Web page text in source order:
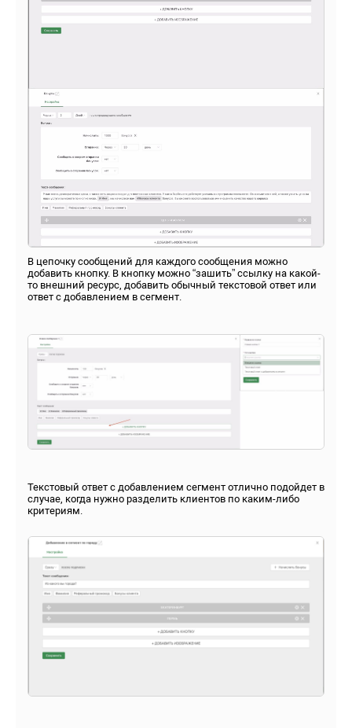
В цепочку сообщений для каждого сообщения можно
добавить кнопку. В кнопку можно “зашить” ссылку на какой-
то внешний ресурс, добавить обычный текстовой ответ или
ответ с добавлением в сегмент.
Текстовый ответ с добавлением сегмент отлично подойдет в
случае, когда нужно разделить клиентов по каким-либо
критериям.